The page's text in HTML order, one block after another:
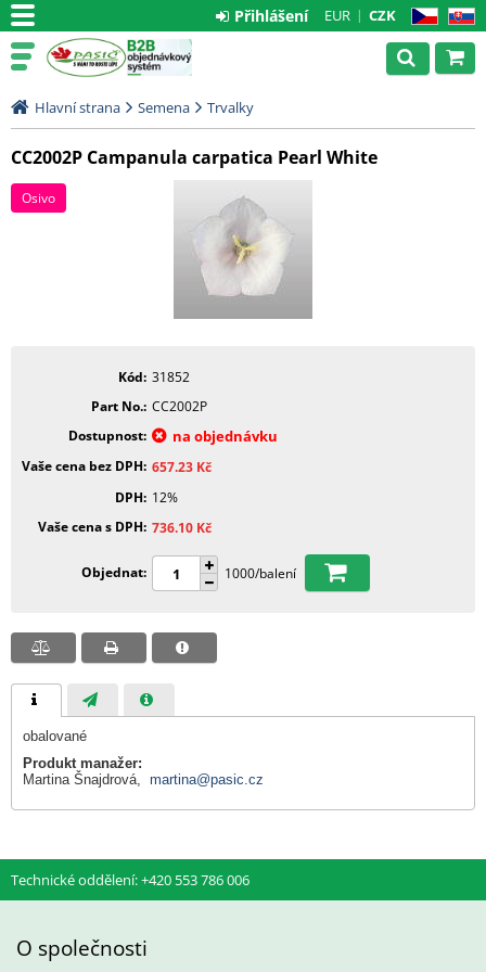
CZ SK
EUR CZK
Přihlášení
Hlavní strana Semena Trvalky
CC2002P Campanula carpatica Pearl White
Osivo
Kód 31852
Part No. CC2002P
Dostupnost
na objednávku
Vaše cena bez DPH 657.23 Kč
DPH 12%
Vaše cena s DPH 736.10 Kč
Objednat 1000/balení
obalované
Produkt manažer:
Martina Šnajdrová, martina@pasic.cz
Technické oddělení: +420 553 786 006
O společnosti